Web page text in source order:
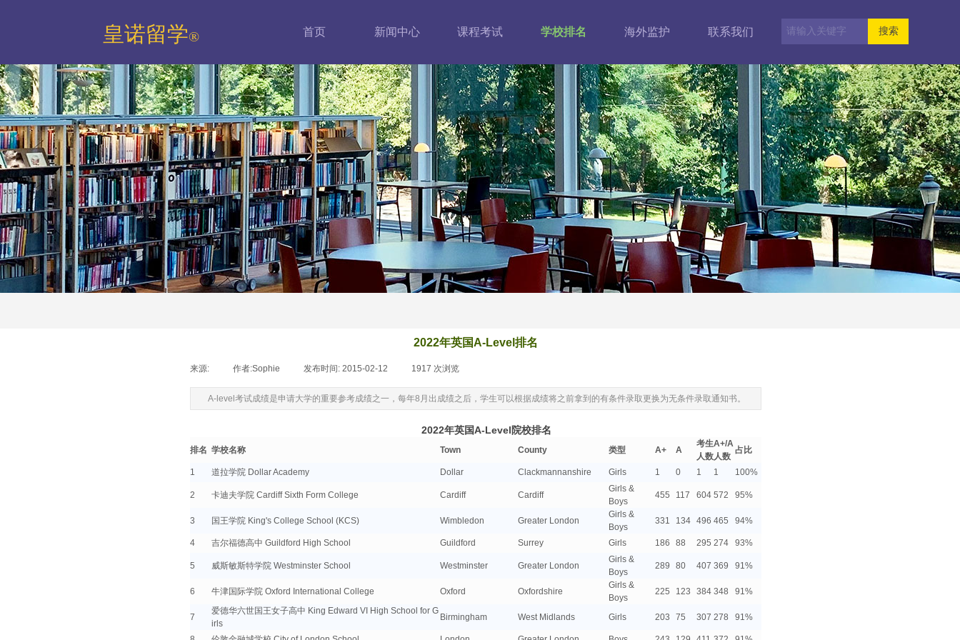
皇诺留学® 搜索
首页 新闻中心 课程考试 学校排名 海外监护 联系我们
2022年英国A-Level排名
来源: 作者:Sophie 发布时间: 2015-02-12 1917 次浏览
A-level考试成绩是申请大学的重要参考成绩之一，每年8月出成绩之后，学生可以根据成绩将之前拿到的有条件录取更换为无条件录取通知书。
2022年英国A-Level院校排名
排名 学校名称 Town County 类型 A+ A
考生
人数
A+/A
人数
占比
1 道拉学院 Dollar Academy Dollar Clackmannanshire Girls 1 0 1 1 100%
2 卡迪夫学院 Cardiff Sixth Form College Cardiff Cardiff
Girls &
Boys
455 117 604 572 95%
3 国王学院 King's College School (KCS) Wimbledon Greater London
Girls &
Boys
331 134 496 465 94%
4 吉尔福德高中 Guildford High School Guildford Surrey Girls 186 88 295 274 93%
5 威斯敏斯特学院 Westminster School Westminster Greater London
Girls &
Boys
289 80 407 369 91%
6 牛津国际学院 Oxford International College Oxford Oxfordshire
Girls &
Boys
225 123 384 348 91%
7
爱德华六世国王女子高中 King Edward VI High School for G
irls
Birmingham West Midlands Girls 203 75 307 278 91%